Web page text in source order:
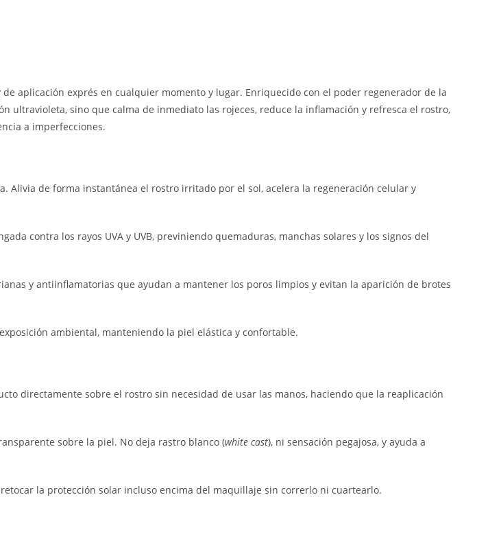
aplicación exprés en cualquier momento y lugar. Enriquecido con el poder regenerador de la
ultravioleta, sino que calma de inmediato las rojeces, reduce la inflamación y refresca el rostro,
a imperfecciones.
Alivia de forma instantánea el rostro irritado por el sol, acelera la regeneración celular y
contra los rayos UVA y UVB, previniendo quemaduras, manchas solares y los signos del
y antiinflamatorias que ayudan a mantener los poros limpios y evitan la aparición de brotes
ambiental, manteniendo la piel elástica y confortable.
directamente sobre el rostro sin necesidad de usar las manos, haciendo que la reaplicación
sobre la piel. No deja rastro blanco (white cast), ni sensación pegajosa, y ayuda a
la protección solar incluso encima del maquillaje sin correrlo ni cuartearlo.